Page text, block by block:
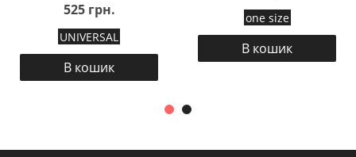
525 грн.
UNIVERSAL
В кошик
one size
В кошик